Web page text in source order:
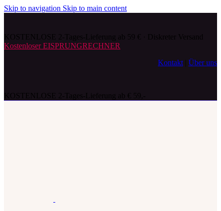
Skip to navigation Skip to main content
Kostenloser EISPRUNGRECHNER
Kontakt
Über uns